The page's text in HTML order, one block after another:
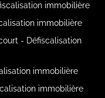
immobilière
immobilière
- Défiscalisation
immobilière
immobilière